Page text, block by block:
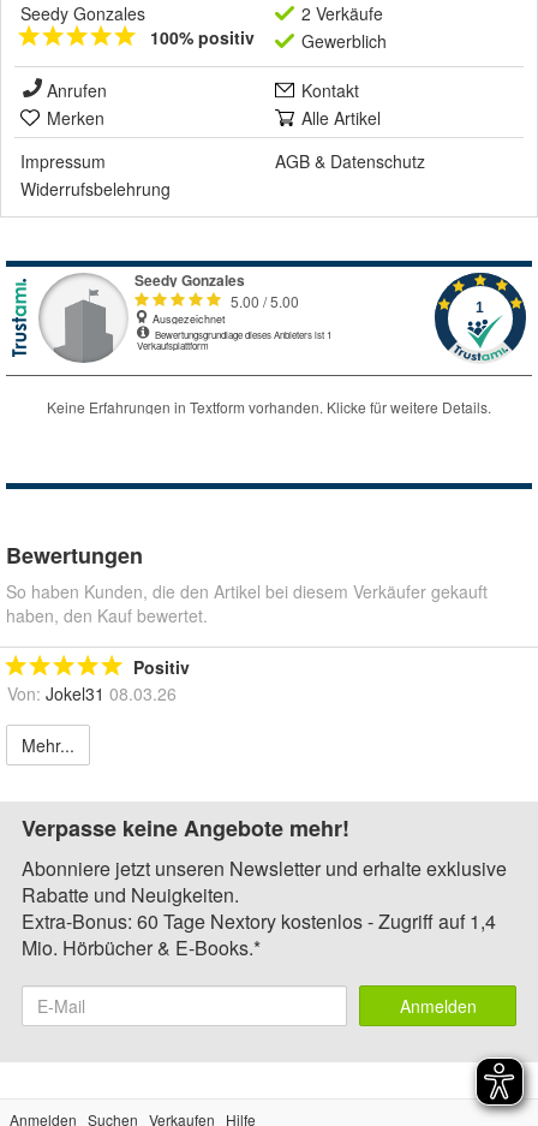
Seedy Gonzales
100% positiv
2 Verkäufe
Gewerblich
Anrufen
Kontakt
Merken
Alle Artikel
Impressum
AGB & Datenschutz
Widerrufsbelehrung
Bewertungen
So haben Kunden, die den Artikel bei diesem Verkäufer gekauft
haben, den Kauf bewertet.
Positiv
Von: Jokel31 08.03.26
Mehr...
Verpasse keine Angebote mehr!
Abonniere jetzt unseren Newsletter und erhalte exklusive
Rabatte und Neuigkeiten.
Extra-Bonus: 60 Tage Nextory kostenlos - Zugriff auf 1,4
Mio. Hörbücher & E-Books.*
Anmelden
Anmelden Suchen Verkaufen Hilfe